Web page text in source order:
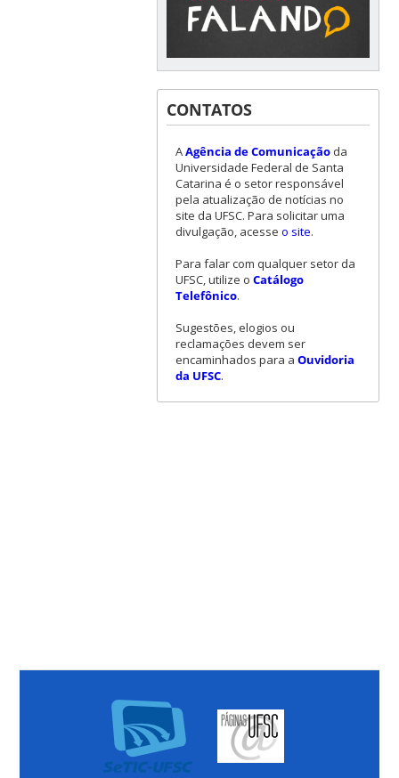
CONTATOS
AAgência de Comunicaçãoda
Universidade Federal de Santa
Catarina é o setor responsável
pela atualização de notícias no
site da UFSC. Para solicitar uma
divulgação, acesse o site.
Para falar com qualquer setor da
UFSC, utilize o Catálogo
Telefônico.
Sugestões, elogios ou
reclamações devem ser
encaminhados para a Ouvidoria
da UFSC.